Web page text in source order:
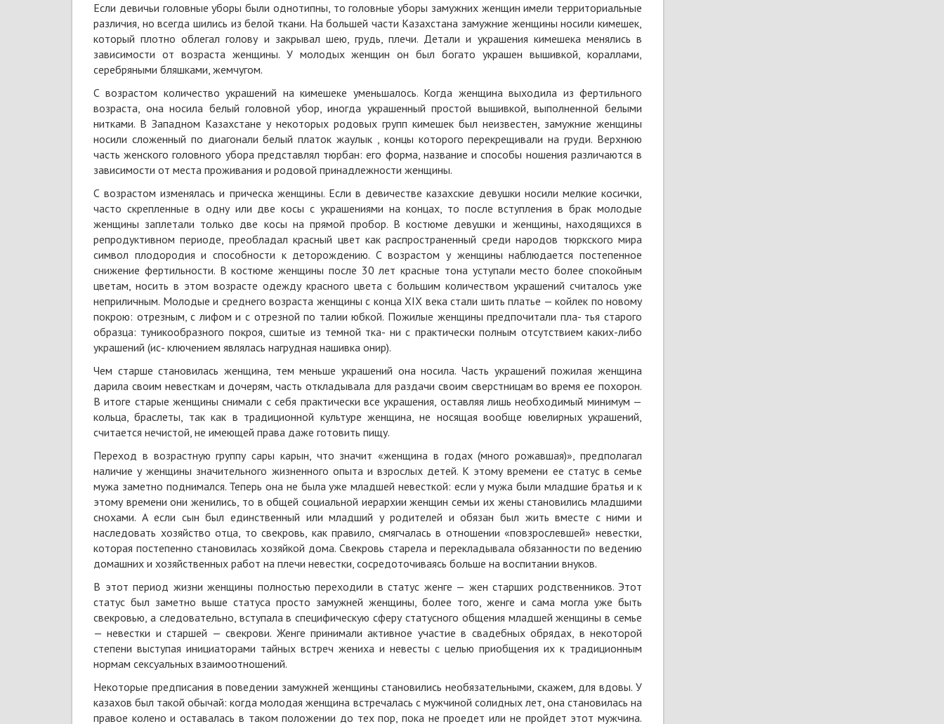
Если девичьи головные уборы были однотипны, то головные уборы замужних женщин имели территориальные
различия, но всегда шились из белой ткани. На большей части Казахстана замужние женщины носили кимешек,
который плотно облегал голову и закрывал шею, грудь, плечи. Детали и украшения кимешека менялись в
зависимости от возраста женщины. У молодых женщин он был богато украшен вышивкой, кораллами,
серебряными бляшками, жемчугом.
С возрастом количество украшений на кимешеке уменьшалось. Когда женщина выходила из фертильного
возраста, она носила белый головной убор, иногда украшенный простой вышивкой, выполненной белыми
нитками. В Западном Казахстане у некоторых родовых групп кимешек был неизвестен, замужние женщины
носили сложенный по диагонали белый платок жаулык , концы которого перекрещивали на груди. Верхнюю
часть женского головного убора представлял тюрбан: его форма, название и способы ношения различаются в
зависимости от места проживания и родовой принадлежности женщины.
С возрастом изменялась и прическа женщины. Если в девичестве казахские девушки носили мелкие косички,
часто скрепленные в одну или две косы с украшениями на концах, то после вступления в брак молодые
женщины заплетали только две косы на прямой пробор. В костюме девушки и женщины, находящихся в
репродуктивном периоде, преобладал красный цвет как распространенный среди народов тюркского мира
символ плодородия и способности к деторождению. С возрастом у женщины наблюдается постепенное
снижение фертильности. В костюме женщины после 30 лет красные тона уступали место более спокойным
цветам, носить в этом возрасте одежду красного цвета с большим количеством украшений считалось уже
неприличным. Молодые и среднего возраста женщины с конца XIX века стали шить платье — койлек по новому
покрою: отрезным, с лифом и с отрезной по талии юбкой. Пожилые женщины предпочитали пла- тья старого
образца: туникообразного покроя, сшитые из темной тка- ни с практически полным отсутствием каких-либо
украшений (ис- ключением являлась нагрудная нашивка онир).
Чем старше становилась женщина, тем меньше украшений она носила. Часть украшений пожилая женщина
дарила своим невесткам и дочерям, часть откладывала для раздачи своим сверстницам во время ее похорон.
В итоге старые женщины снимали с себя практически все украшения, оставляя лишь необходимый минимум —
кольца, браслеты, так как в традиционной культуре женщина, не носящая вообще ювелирных украшений,
считается нечистой, не имеющей права даже готовить пищу.
Переход в возрастную группу сары карын, что значит «женщина в годах (много рожавшая)», предполагал
наличие у женщины значительного жизненного опыта и взрослых детей. К этому времени ее статус в семье
мужа заметно поднимался. Теперь она не была уже младшей невесткой: если у мужа были младшие братья и к
этому времени они женились, то в общей социальной иерархии женщин семьи их жены становились младшими
снохами. А если сын был единственный или младший у родителей и обязан был жить вместе с ними и
наследовать хозяйство отца, то свекровь, как правило, смягчалась в отношении «повзрослевшей» невестки,
которая постепенно становилась хозяйкой дома. Свекровь старела и перекладывала обязанности по ведению
домашних и хозяйственных работ на плечи невестки, сосредоточиваясь больше на воспитании внуков.
В этот период жизни женщины полностью переходили в статус женге — жен старших родственников. Этот
статус был заметно выше статуса просто замужней женщины, более того, женге и сама могла уже быть
свекровью, а следовательно, вступала в специфическую сферу статусного общения младшей женщины в семье
— невестки и старшей — свекрови. Женге принимали активное участие в свадебных обрядах, в некоторой
степени выступая инициаторами тайных встреч жениха и невесты с целью приобщения их к традиционным
нормам сексуальных взаимоотношений.
Некоторые предписания в поведении замужней женщины становились необязательными, скажем, для вдовы. У
казахов был такой обычай: когда молодая женщина встречалась с мужчиной солидных лет, она становилась на
правое колено и оставалась в таком положении до тех пор, пока не проедет или не пройдет этот мужчина.